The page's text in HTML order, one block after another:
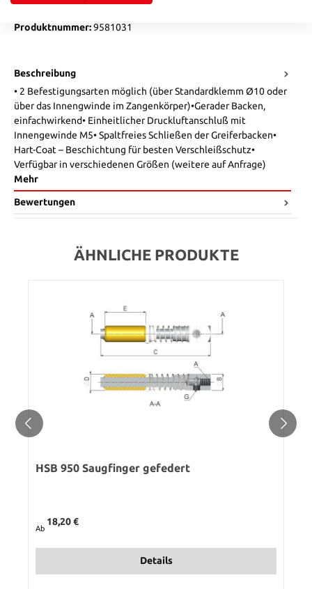
Produktnummer:9581031
Beschreibung
• 2 Befestigungsarten möglich (über Standardklemm Ø10 oder
über das Innengwinde im Zangenkörper)•Gerader Backen,
einfachwirkend• Einheitlicher Druckluftanschluß mit
Innengewinde M5• Spaltfreies Schließen der Greiferbacken•
Hart-Coat – Beschichtung für besten Verschleißschutz•
Verfügbar in verschiedenen Größen (weitere auf Anfrage)
Mehr
Bewertungen
ÄHNLICHE PRODUKTE
HSB 950 Saugfinger gefedert
Ab
18,20 €
Details